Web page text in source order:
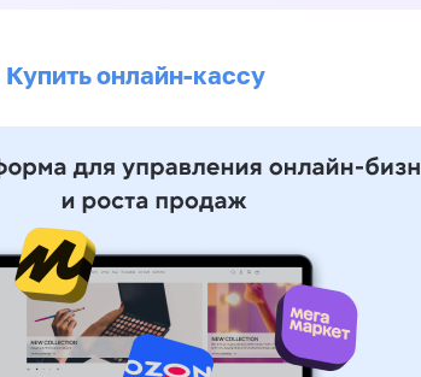
Купить онлайн-кассу